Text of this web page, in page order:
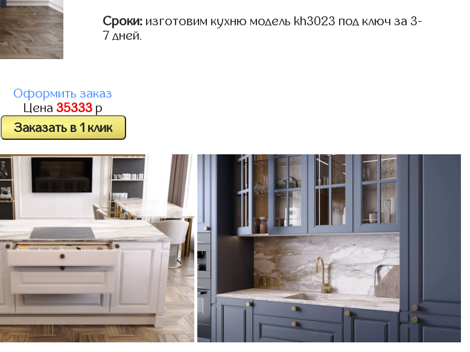
Сроки: изготовим кухню модель kh3023 под ключ за 3-
7 дней.
Оформить заказ
Цена 35333 р
Заказать в 1 клик